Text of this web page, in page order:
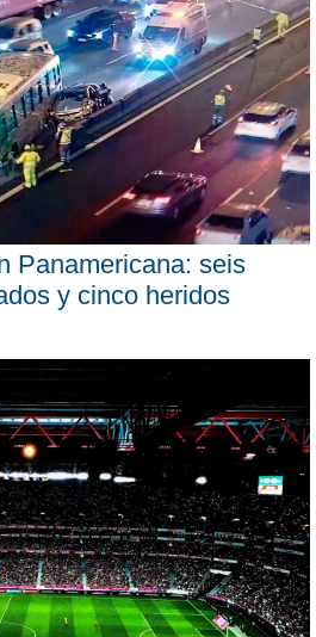
Panamericana: seis
y cinco heridos